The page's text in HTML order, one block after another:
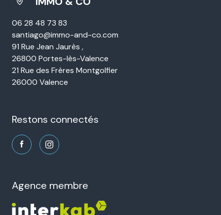
06 28 48 73 83
santiago@immo-and-co.com
91 Rue Jean Jaurès ,
26800 Portes-lès-Valence
21 Rue des Frères Montgolfier
26000 Valence
restons connectés
agence membre